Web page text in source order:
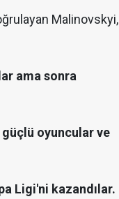
Malinovskyi,
ama sonra
oyuncular ve
Ligi'ni kazandılar.